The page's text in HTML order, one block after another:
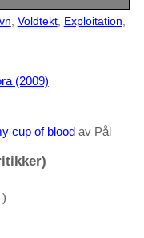
Voldtekt, Exploitation
(2009)
cup of bloodav Pål